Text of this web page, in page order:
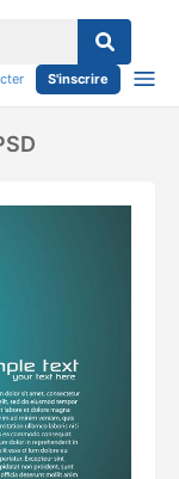
S'inscrire